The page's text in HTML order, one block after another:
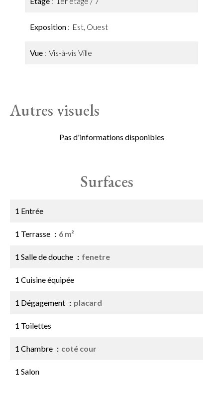
Exposition Est, Ouest
Vue Vis-à-vis Ville
Autres visuels
Pas d'informations disponibles
Surfaces
1 Entrée
1 Terrasse 6 m²
1 Salle de douche fenetre
1 Cuisine équipée
1 Dégagement placard
1 Toilettes
1 Chambre coté cour
1 Salon